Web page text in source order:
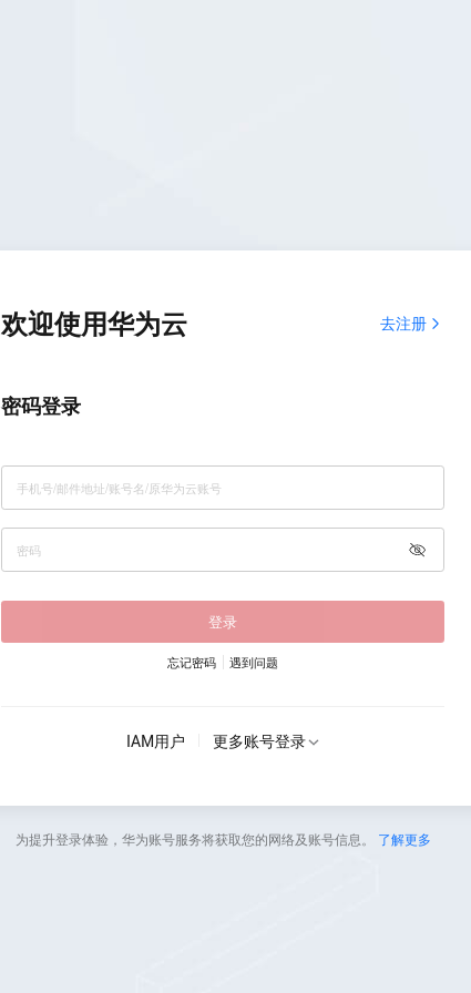
欢迎使用华为云 去注册
密码登录
登录
忘记密码 遇到问题
IAM用户 更多账号登录
为提升登录体验，华为账号服务将获取您的网络及账号信息。 了解更多